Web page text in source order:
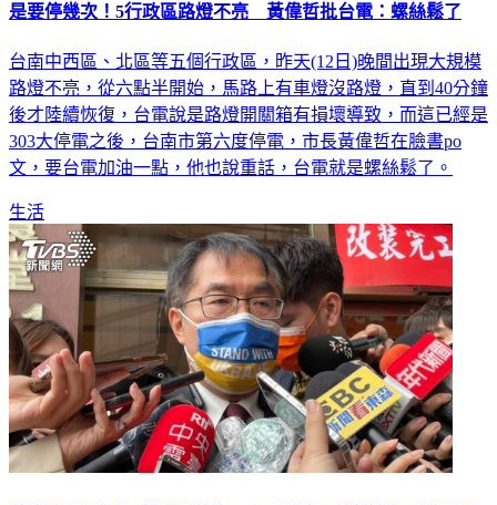
是要停幾次！5行政區路燈不亮 黃偉哲批台電：螺絲鬆了
台南中西區、北區等五個行政區，昨天(12日)晚間出現大規模
路燈不亮，從六點半開始，馬路上有車燈沒路燈，直到40分鐘
後才陸續恢復，台電說是路燈開關箱有損壞導致，而這已經是
303大停電之後，台南市第六度停電，市長黃偉哲在臉書po
文，要台電加油一點，他也說重話，台電就是螺絲鬆了。
生活